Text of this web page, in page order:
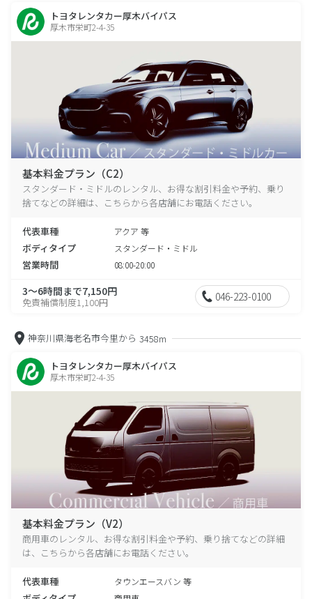
トヨタレンタカー厚木バイパス
厚木市栄町2-4-35
基本料金プラン（C2）
スタンダード・ミドルのレンタル、お得な割引料金や予約、乗り
捨てなどの詳細は、こちらから各店舗にお電話ください。
代表車種 アクア 等
ボディタイプ スタンダード・ミドル
営業時間 08:00-20:00
3～6時間まで7,150円
免責補償制度1,100円 046-223-0100
神奈川県海老名市今里から 3458m
トヨタレンタカー厚木バイパス
厚木市栄町2-4-35
基本料金プラン（V2）
商用車のレンタル、お得な割引料金や予約、乗り捨てなどの詳細
は、こちらから各店舗にお電話ください。
代表車種 タウンエースバン 等